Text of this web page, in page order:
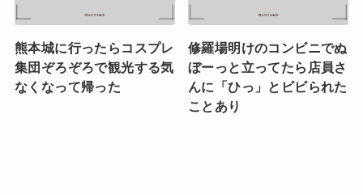
熊本城に行ったらコスプレ
集団ぞろぞろで観光する気
なくなって帰った
修羅場明けのコンビニでぬ
ぼーっと立ってたら店員さ
んに「ひっ」とビビられた
ことあり